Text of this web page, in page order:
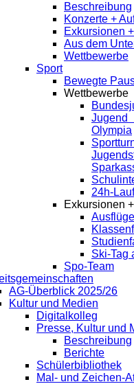
Beschreibung
Konzerte +
Exkursionen
Aus dem
Wettbewerbe
Sport
Bewegte
Wettbewerbe
Olympia
24h-
Exkursionen
Ausflüge
Ski-Tag
Spo-Team
AG-Überblick 2025/26
Kultur und Medien
Digitalkolleg
Presse, Kultur und
Beschreibung
Berichte
Schülerbibliothek
Mal- und Zeichen-